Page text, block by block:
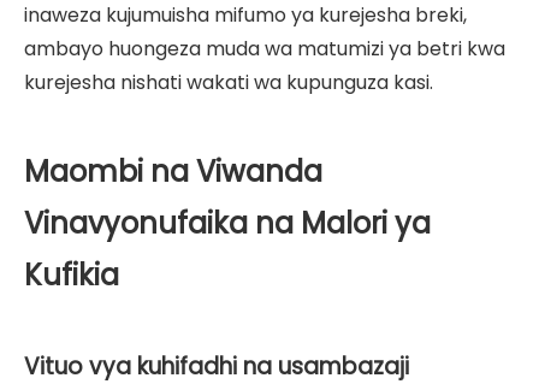
inaweza kujumuisha mifumo ya kurejesha breki,
ambayo huongeza muda wa matumizi ya betri kwa
kurejesha nishati wakati wa kupunguza kasi.
Maombi na Viwanda
Vinavyonufaika na Malori ya
Kufikia
Vituo vya kuhifadhi na usambazaji